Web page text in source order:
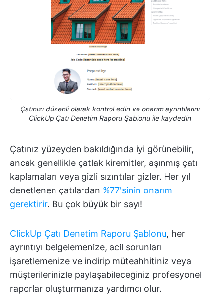
Çatınızı düzenli olarak kontrol edin ve onarım ayrıntılarını
ClickUp Çatı Denetim Raporu Şablonu ile kaydedin
Çatınız yüzeyden bakıldığında iyi görünebilir,
ancak genellikle çatlak kiremitler, aşınmış çatı
kaplamaları veya gizli sızıntılar gizler. Her yıl
denetlenen çatılardan %77'sinin onarım
gerektirir. Bu çok büyük bir sayı!
ClickUp Çatı Denetim Raporu Şablonu, her
ayrıntıyı belgelemenize, acil sorunları
işaretlemenize ve indirip müteahhitiniz veya
müşterilerinizle paylaşabileceğiniz profesyonel
raporlar oluşturmanıza yardımcı olur.